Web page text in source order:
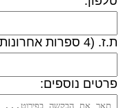
ספרות אחרונות לאימות):
נוספים: